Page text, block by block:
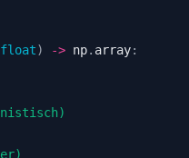
float) -> np. array: